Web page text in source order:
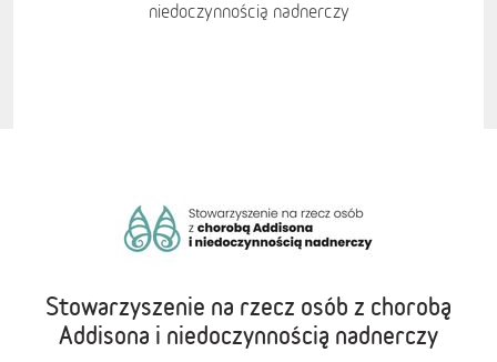
niedoczynnością nadnerczy
Stowarzyszenie na rzecz osób z chorobą
Addisona i niedoczynnością nadnerczy